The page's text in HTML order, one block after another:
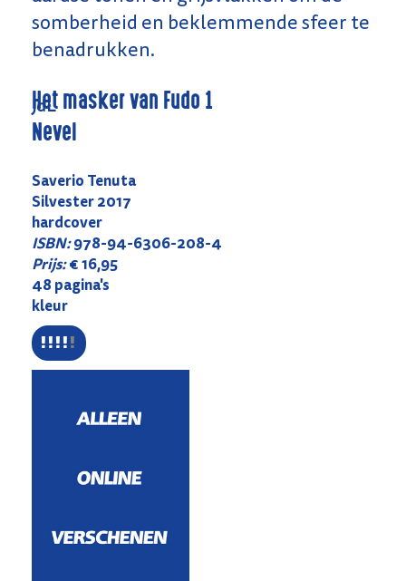
somberheid en beklemmende sfeer te
benadrukken.
JdL
Het masker van Fudo 1
Nevel
Saverio Tenuta
Silvester 2017
hardcover
ISBN:978-94-6306-208-4
Prijs:€ 16,95
48 pagina's
kleur